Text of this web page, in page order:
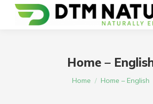
Home –
You are here:
Home Home – English